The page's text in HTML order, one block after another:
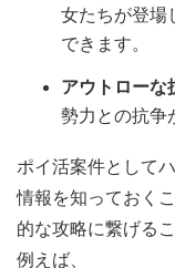
女たちが登場
できます。
アウトローな
勢力との抗争
ポイ活案件として
情報を知っておく
的な攻略に繋げる
例えば、